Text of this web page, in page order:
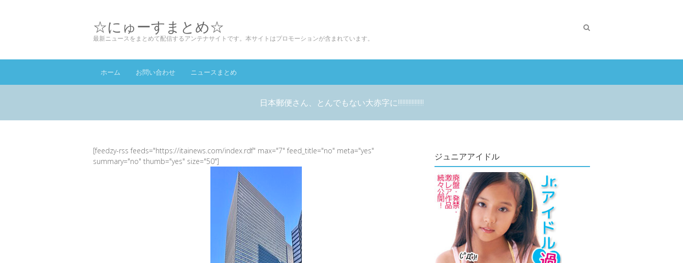
☆にゅーすまとめ☆
最新ニュースをまとめて配信するアンテナサイトです。本サイトはプロモーションが含まれています。
ホーム お問い合わせ ニュースまとめ
日本郵便さん、とんでもない大赤字に!!!!!!!!!!!!!!!!!
[feedzy-rss feeds="https://itainews.com/index.rdf" max="7" feed_title="no" meta="yes"
summary="no" thumb="yes" size="50"]
ジュニアアイドル